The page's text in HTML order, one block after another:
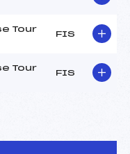
Tour
FIS
Tour
FIS